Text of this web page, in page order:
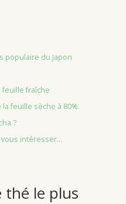
populaire du Japon
feuille fraîche
feuille sèche à 80%.
?
intéresser...
thé le plus